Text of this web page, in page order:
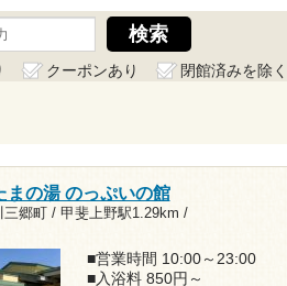
クーポンあり
閉館済みを除く
まの湯 のっぷいの館
三郷町 / 甲斐上野駅1.29km /
■営業時間 10:00～23:00
■入浴料 850円～